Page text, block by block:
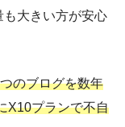
大きい方が安心
のブログを数年
X10プランで不自